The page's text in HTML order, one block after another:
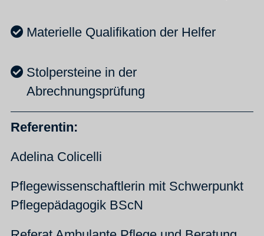
Materielle Qualifikation der Helfer
Stolpersteine in der
Abrechnungsprüfung
Referentin:
Adelina Colicelli
Pflegewissenschaftlerin mit Schwerpunkt
Pflegepädagogik BScN